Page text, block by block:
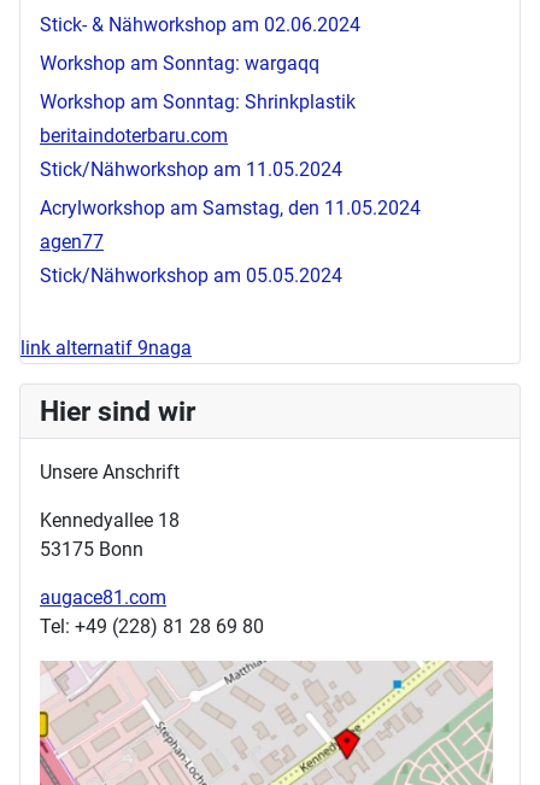
Stick- & Nähworkshop am 02.06.2024
Workshop am Sonntag: wargaqq
Workshop am Sonntag: Shrinkplastik
beritaindoterbaru.com
Stick/Nähworkshop am 11.05.2024
Acrylworkshop am Samstag, den 11.05.2024
agen77
Stick/Nähworkshop am 05.05.2024
link alternatif 9naga
Hier sind wir
Unsere Anschrift
Kennedyallee 18
53175 Bonn
augace81.com
Tel: +49 (228) 81 28 69 80